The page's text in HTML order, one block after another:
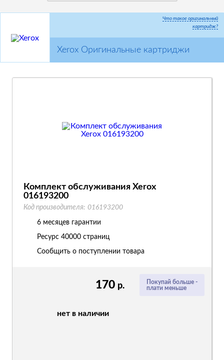
Что такое оригинальный
картридж?
Xerox Оригинальные картриджи
Покупай больше -
плати меньше
170 р.
нет в наличии
Комплект обслуживания Xerox
016193200
Код производителя: 016193200
6 месяцев гарантии
Ресурс 40000 страниц
Сообщить о поступлении товара